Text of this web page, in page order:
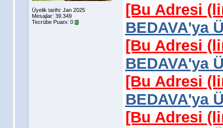
Üyelik tarihi: Jan 2025
Mesajlar: 39.349
Tecrübe Puanı: 0
[Bu Adresi
BEDAVA'ya
[Bu Adresi
BEDAVA'ya
[Bu Adresi
BEDAVA'ya
[Bu Adresi